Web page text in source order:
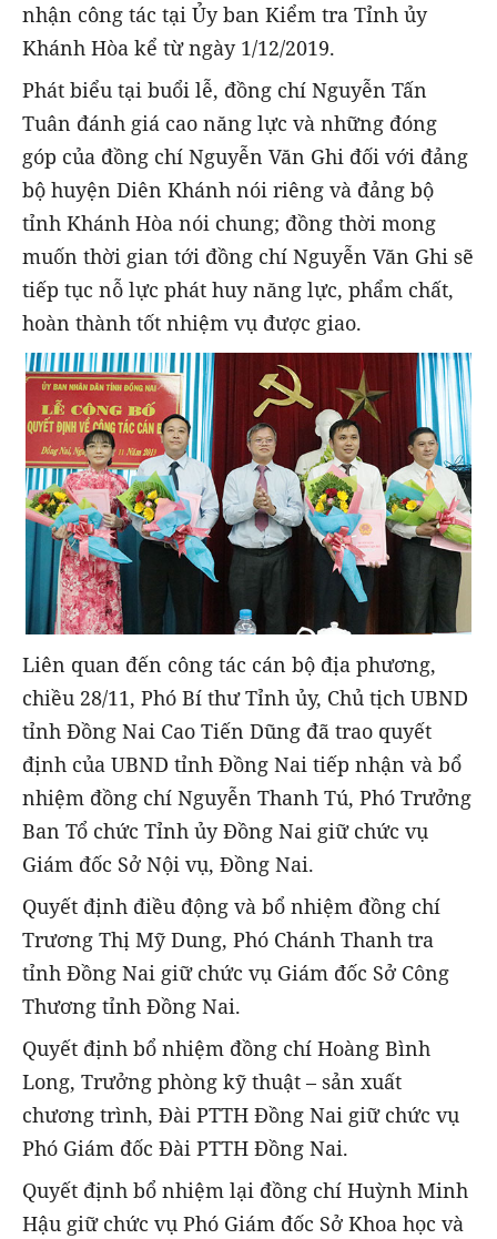
nhận công tác tại Ủy ban Kiểm tra Tỉnh ủy
Khánh Hòa kể từ ngày 1/12/2019.
Phát biểu tại buổi lễ, đồng chí Nguyễn Tấn
Tuân đánh giá cao năng lực và những đóng
góp của đồng chí Nguyễn Văn Ghi đối với đảng
bộ huyện Diên Khánh nói riêng và đảng bộ
tỉnh Khánh Hòa nói chung; đồng thời mong
muốn thời gian tới đồng chí Nguyễn Văn Ghi sẽ
tiếp tục nỗ lực phát huy năng lực, phẩm chất,
hoàn thành tốt nhiệm vụ được giao.
Liên quan đến công tác cán bộ địa phương,
chiều 28/11, Phó Bí thư Tỉnh ủy, Chủ tịch UBND
tỉnh Đồng Nai Cao Tiến Dũng đã trao quyết
định của UBND tỉnh Đồng Nai tiếp nhận và bổ
nhiệm đồng chí Nguyễn Thanh Tú, Phó Trưởng
Ban Tổ chức Tỉnh ủy Đồng Nai giữ chức vụ
Giám đốc Sở Nội vụ, Đồng Nai.
Quyết định điều động và bổ nhiệm đồng chí
Trương Thị Mỹ Dung, Phó Chánh Thanh tra
tỉnh Đồng Nai giữ chức vụ Giám đốc Sở Công
Thương tỉnh Đồng Nai.
Quyết định bổ nhiệm đồng chí Hoàng Bình
Long, Trưởng phòng kỹ thuật – sản xuất
chương trình, Đài PTTH Đồng Nai giữ chức vụ
Phó Giám đốc Đài PTTH Đồng Nai.
Quyết định bổ nhiệm lại đồng chí Huỳnh Minh
Hậu giữ chức vụ Phó Giám đốc Sở Khoa học và